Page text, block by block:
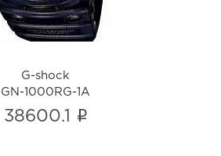
G-shock
GN-1000RG-1A
38600.1 i